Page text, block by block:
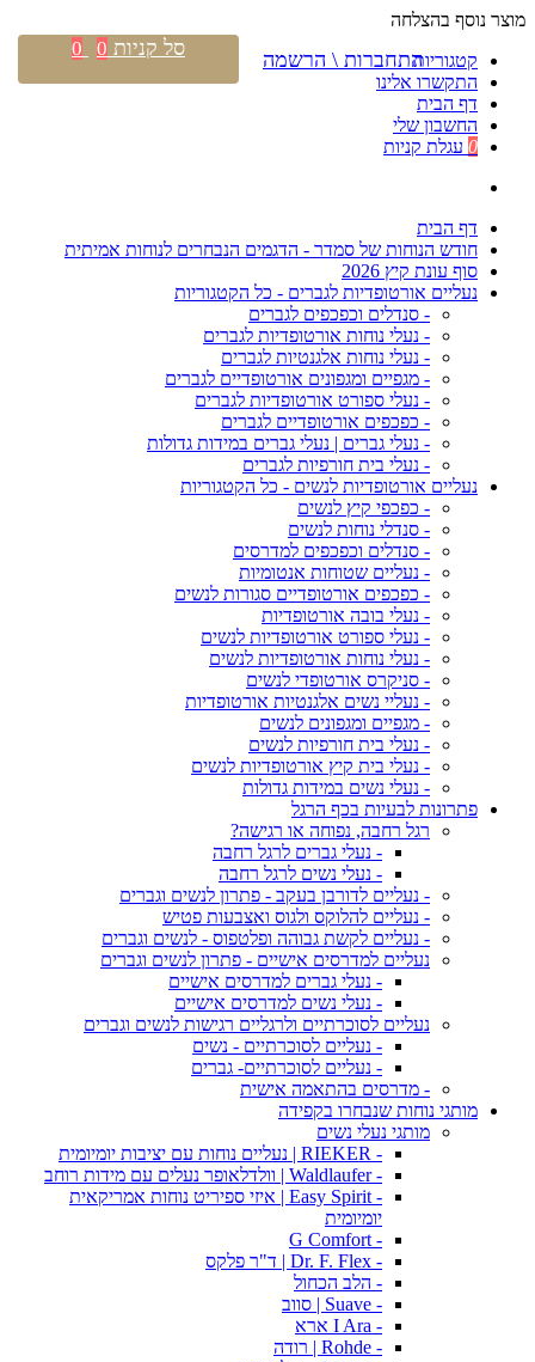
מוצר נוסף בהצלחה
קטגוריות
התקשרו אלינו
דף הבית
החשבון שלי
0 עגלת קניות
דף הבית
חודש הנוחות של סמדר - הדגמים הנבחרים לנוחות אמיתית
סוף עונת קיץ 2026
נעליים אורטופדיות לגברים - כל הקטגוריות
- סנדלים וכפכפים לגברים
- נעלי נוחות אורטופדיות לגברים
- נעלי נוחות אלגנטיות לגברים
- מגפיים ומגפונים אורטופדיים לגברים
- נעלי ספורט אורטופדיות לגברים
- כפכפים אורטופדיים לגברים
- נעלי גברים | נעלי גברים במידות גדולות
- נעלי בית חורפיות לגברים
נעליים אורטופדיות לנשים - כל הקטגוריות
- כפכפי קיץ לנשים
- סנדלי נוחות לנשים
- סנדלים וכפכפים למדרסים
- נעליים שטוחות אנטומיות
- כפכפים אורטופדיים סגורות לנשים
- נעלי בובה אורטופדיות
- נעלי ספורט אורטופדיות לנשים
- נעלי נוחות אורטופדיות לנשים
- סניקרס אורטופדי לנשים
- נעליי נשים אלגנטיות אורטופדיות
- מגפיים ומגפונים לנשים
- נעלי בית חורפיות לנשים
- נעלי בית קיץ אורטופדיות לנשים
- נעלי נשים במידות גדולות
פתרונות לבעיות בכף הרגל
רגל רחבה, נפוחה או רגישה?
- נעלי גברים לרגל רחבה
- נעלי נשים לרגל רחבה
- נעליים לדורבן בעקב - פתרון לנשים וגברים
- נעליים להלוקס ולגוס ואצבעות פטיש
- נעליים לקשת גבוהה ופלטפוס - לנשים וגברים
נעליים למדרסים אישיים - פתרון לנשים וגברים
- נעלי גברים למדרסים אישיים
- נעלי נשים למדרסים אישיים
נעליים לסוכרתיים ולרגליים רגישות לנשים וגברים
- נעליים לסוכרתיים - נשים
- נעליים לסוכרתיים- גברים
- מדרסים בהתאמה אישית
מותגי נוחות שנבחרו בקפידה
מותגי נעלי נשים
- RIEKER | נעליים נוחות עם יציבות יומיומית
- Waldlaufer | וולדלאופר נעלים עם מידות רוחב
- Easy Spirit | איזי ספיריט נוחות אמריקאית
יומיומית
- G Comfort
- Dr. F. Flex | ד"ר פלקס
- הלב הכחול
- Suave | סווב
- I Ara ארא
- Rohde | רודה
התחברות \ הרשמה סל קניות 0
0